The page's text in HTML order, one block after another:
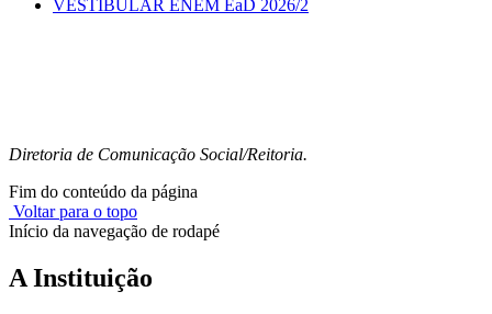
VESTIBULAR ENEM EaD 2026/2
Diretoria de Comunicação Social/Reitoria.
Fim do conteúdo da página
Voltar para o topo
Início da navegação de rodapé
A Instituição